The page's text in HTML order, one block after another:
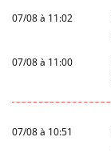
07/08 à 11:02
07/08 à 11:00
07/08 à 10:51